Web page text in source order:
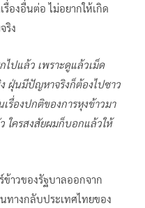
องอื่นต่อ ไม่อยากให้เกิด
ริง
ปแล้ว เพราะดูแล้วเม็ด
ฝุ่นมีปัญหาจริงก็ต้องไปซาว
เรื่องปกติของการหุงข้าวมา
ใครสงสัยผมก็บอกแล้วให้
ข้าวของรัฐบาลออกจาก
ทางกลับประเทศไทยของ